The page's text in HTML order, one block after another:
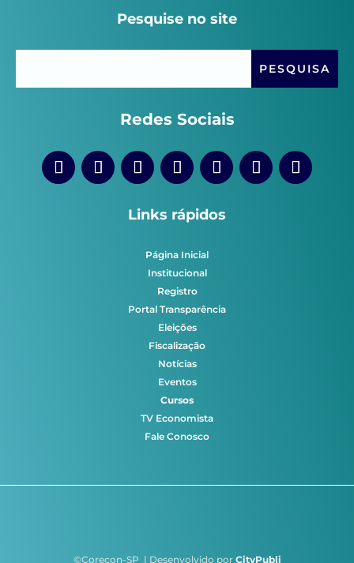
Pesquise no site
Redes Sociais
Links rápidos
Página Inicial
Institucional
Registro
Portal Transparência
Eleições
Fiscalização
Notícias
Eventos
Cursos
TV Economista
Fale Conosco
©Corecon-SP | Desenvolvido por CityPubli